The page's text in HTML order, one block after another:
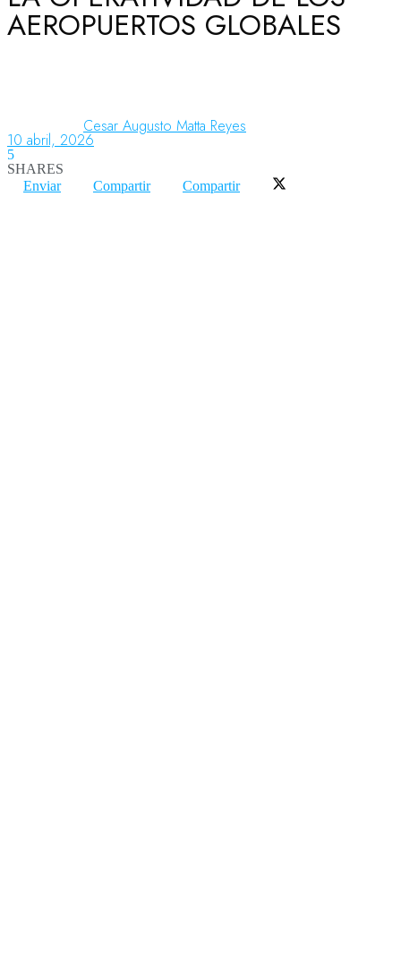
Aeronáutica
AEROPUERTOS GLOBALES
Cesar Augusto Matta Reyes
10 abril, 2026
5
SHARES
Enviar
Compartir Compartir